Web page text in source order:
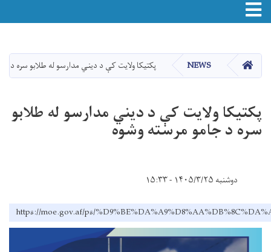
دانګل
Toggle navigation
HOME
NEWS پکتیکا ولایت کې د دیني مدارسو له طلابو سره د
پکتیکا ولایت کې د دیني مدارسو له طلابو
سره د جامو مرسته وشوه
دوشنبه ۱۴۰۵/۳/۲۵ - ۱۵:۳۳
https://moe.gov.af/ps/